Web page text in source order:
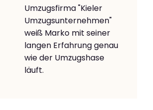
Umzugsfirma "Kieler
Umzugsunternehmen"
weiß Marko mit seiner
langen Erfahrung genau
wie der Umzugshase
läuft.